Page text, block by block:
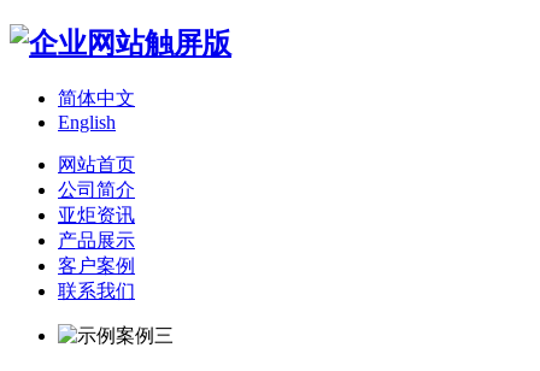
简体中文
English
网站首页
公司简介
亚炬资讯
产品展示
客户案例
联系我们